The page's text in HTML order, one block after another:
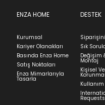
Stock moves super-
indication of where
we can't guarantee
içinde iade
Ürünü iade etmek için,
faturasıyla birlikte
İadenizin kabul
görmemiş,
kullanılmamış olması
İade ve
ENZA HOME
Kurumsal
Kariyer Olanakları
Basında Enza Home
Satış Noktaları
Enza Mimarlarıyla
Tasarla
DESTEK
Sık
Değişim
Montaj
Kişisel
Requests